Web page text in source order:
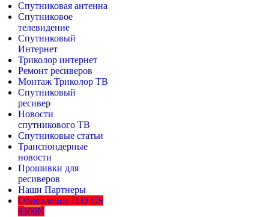
Спутниковая антенна
Спутниковое
телевидение
Спутниковый
Интернет
Триколор интернет
Ремонт ресиверов
Монтаж Триколор ТВ
Спутниковый
ресивер
Новости
спутникового ТВ
Спутниковые статьи
Транспондерные
новости
Прошивки для
ресиверов
Наши Партнеры
Обновление П.О GS
8300N